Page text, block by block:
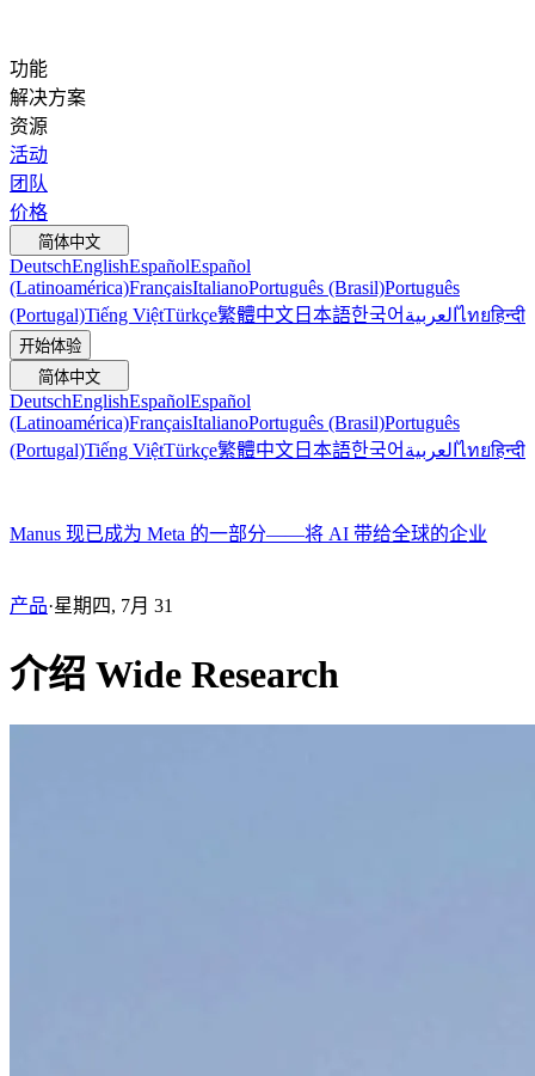
功能
解决方案
资源
活动
团队
价格
简体中文
DeutschEnglishEspañolEspañol
(Latinoamérica)FrançaisItalianoPortuguês (Brasil)Português
(Portugal)Tiếng ViệtTürkçe繁體中文 日本語한국어 العربيةไทยहिन्दी
开始体验
简体中文
DeutschEnglishEspañolEspañol
(Latinoamérica)FrançaisItalianoPortuguês (Brasil)Português
(Portugal)Tiếng ViệtTürkçe繁體中文 日本語한국어 العربيةไทยहिन्दी
Manus 现已成为 Meta 的一部分——将 AI 带给全球的企业
产品·星期四, 7月 31
介绍 Wide Research